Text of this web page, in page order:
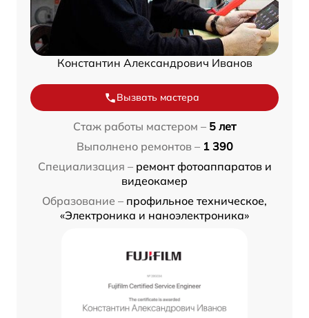
Константин Александрович Иванов
Вызвать мастера
Стаж работы мастером – 5 лет
Выполнено ремонтов – 1 390
Специализация – ремонт фотоаппаратов и
видеокамер
Образование – профильное техническое,
«Электроника и наноэлектроника»